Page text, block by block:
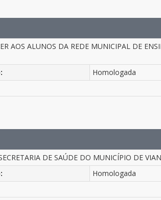
AOS ALUNOS DA REDE MUNICIPAL DE
Homologada
DE SAÚDE DO MUNICÍPIO DE
Homologada